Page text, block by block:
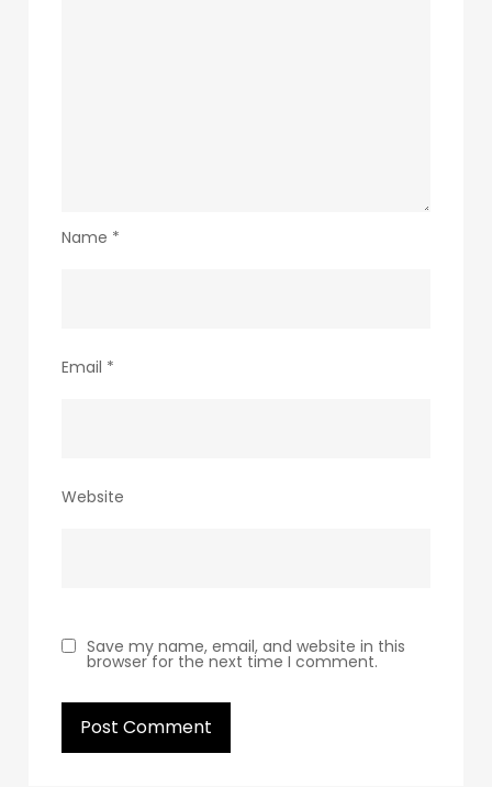
Name *
Email *
Website
Save my name, email, and website in this
browser for the next time I comment.